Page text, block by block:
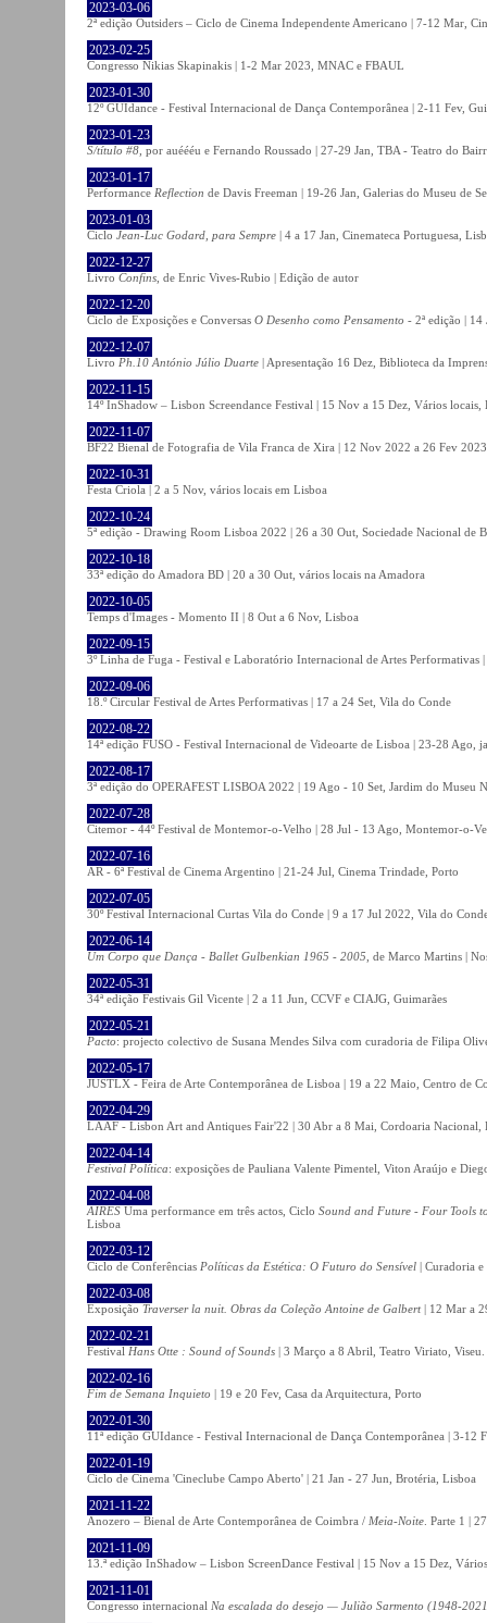
2023-03-06
2ª edição Outsiders – Ciclo de Cinema Independente Americano | 7-12 Mar,
2023-02-25
Congresso Nikias Skapinakis | 1-2 Mar 2023, MNAC e FBAUL
2023-01-30
12º GUIdance - Festival Internacional de Dança Contemporânea | 2-11 Fev,
2023-01-23
S/título #8 , por auéééu e Fernando Roussado | 27-29 Jan, TBA - Teatro do
2023-01-17
Performance Reflection de Davis Freeman | 19-26 Jan, Galerias do Museu de
2023-01-03
Ciclo Jean-Luc Godard, para Sempre | 4 a 17 Jan, Cinemateca Portuguesa,
2022-12-27
Livro Confins , de Enric Vives-Rubio | Edição de autor
2022-12-20
Ciclo de Exposições e Conversas O Desenho como Pensamento - 2ª edição |
2022-12-07
Livro Ph.10 António Júlio Duarte | Apresentação 16 Dez, Biblioteca da
2022-11-15
14º InShadow – Lisbon Screendance Festival | 15 Nov a 15 Dez, Vários locais,
2022-11-07
BF22 Bienal de Fotografia de Vila Franca de Xira | 12 Nov 2022 a 26 Fev
2022-10-31
Festa Criola | 2 a 5 Nov, vários locais em Lisboa
2022-10-24
5ª edição - Drawing Room Lisboa 2022 | 26 a 30 Out, Sociedade Nacional de
2022-10-18
33ª edição do Amadora BD | 20 a 30 Out, vários locais na Amadora
2022-10-05
Temps d'Images - Momento II | 8 Out a 6 Nov, Lisboa
2022-09-15
3º Linha de Fuga - Festival e Laboratório Internacional de Artes Performativas
2022-09-06
18.º Circular Festival de Artes Performativas | 17 a 24 Set, Vila do Conde
2022-08-22
14ª edição FUSO - Festival Internacional de Videoarte de Lisboa | 23-28 Ago,
2022-08-17
3ª edição do OPERAFEST LISBOA 2022 | 19 Ago - 10 Set, Jardim do Museu
2022-07-28
Citemor - 44º Festival de Montemor-o-Velho | 28 Jul - 13 Ago, Montemor-o-
2022-07-16
AR - 6ª Festival de Cinema Argentino | 21-24 Jul, Cinema Trindade, Porto
2022-07-05
30º Festival Internacional Curtas Vila do Conde | 9 a 17 Jul 2022, Vila do
2022-06-14
Um Corpo que Dança - Ballet Gulbenkian 1965 - 2005 , de Marco Martins |
2022-05-31
34ª edição Festivais Gil Vicente | 2 a 11 Jun, CCVF e CIAJG, Guimarães
2022-05-21
Pacto: projecto colectivo de Susana Mendes Silva com curadoria de Filipa
2022-05-17
JUSTLX - Feira de Arte Contemporânea de Lisboa | 19 a 22 Maio, Centro de
2022-04-29
LAAF - Lisbon Art and Antiques Fair'22 | 30 Abr a 8 Mai, Cordoaria Nacional,
2022-04-14
Festival Política: exposições de Pauliana Valente Pimentel, Viton Araújo e
2022-04-08
AIRES Uma performance em três actos, Ciclo Sound and Future - Four Tools
Lisboa
2022-03-12
Ciclo de Conferências Políticas da Estética: O Futuro do Sensível | Curadoria
2022-03-08
Exposição Traverser la nuit. Obras da Coleção Antoine de Galbert | 12 Mar a
2022-02-21
Festival Hans Otte : Sound of Sounds | 3 Março a 8 Abril, Teatro Viriato, Viseu.
2022-02-16
Fim de Semana Inquieto | 19 e 20 Fev, Casa da Arquitectura, Porto
2022-01-30
11ª edição GUIdance - Festival Internacional de Dança Contemporânea | 3-12
2022-01-19
Ciclo de Cinema 'Cineclube Campo Aberto' | 21 Jan - 27 Jun, Brotéria, Lisboa
2021-11-22
Anozero – Bienal de Arte Contemporânea de Coimbra / Meia-Noite . Parte 1 |
2021-11-09
13.ª edição InShadow – Lisbon ScreenDance Festival | 15 Nov a 15 Dez,
2021-11-01
Congresso internacional Na escalada do desejo — Julião Sarmento (1948-